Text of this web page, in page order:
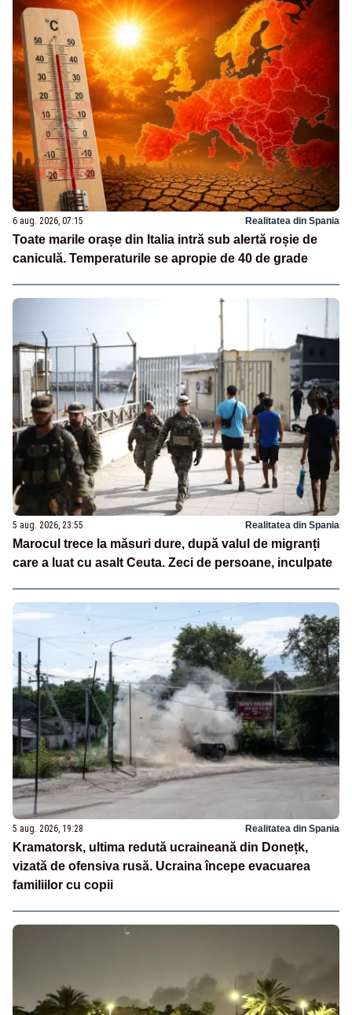
6 aug. 2026, 07:15 Realitatea din Spania
Toate marile orașe din Italia intră sub alertă roșie de
caniculă. Temperaturile se apropie de 40 de grade
5 aug. 2026, 23:55 Realitatea din Spania
Marocul trece la măsuri dure, după valul de migranți
care a luat cu asalt Ceuta. Zeci de persoane, inculpate
5 aug. 2026, 19:28 Realitatea din Spania
Kramatorsk, ultima redută ucraineană din Donețk,
vizată de ofensiva rusă. Ucraina începe evacuarea
familiilor cu copii